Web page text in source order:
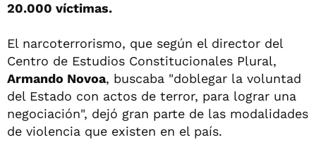
20.000 víctimas.
El narcoterrorismo, que según el director del
Centro de Estudios Constitucionales Plural,
Armando Novoa, buscaba "doblegar la voluntad
del Estado con actos de terror, para lograr una
negociación", dejó gran parte de las modalidades
de violencia que existen en el país.